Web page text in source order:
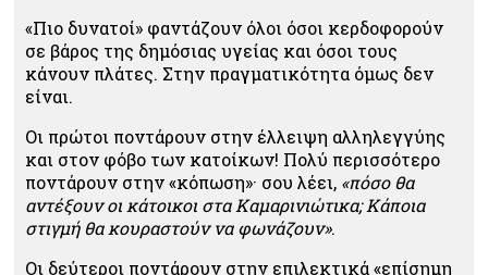
«Πιο δυνατοί» φαντάζουν όλοι όσοι κερδοφορούν
σε βάρος της δημόσιας υγείας και όσοι τους
κάνουν πλάτες. Στην πραγματικότητα όμως δεν
είναι.
Οι πρώτοι ποντάρουν στην έλλειψη αλληλεγγύης
και στον φόβο των κατοίκων! Πολύ περισσότερο
ποντάρουν στην «κόπωση»· σου λέει, «πόσο θα
αντέξουν οι κάτοικοι στα Καμαρινιώτικα; Κάποια
στιγμή θα κουραστούν να φωνάζουν».
Οι δεύτεροι ποντάρουν στην επιλεκτικά «επίσημη